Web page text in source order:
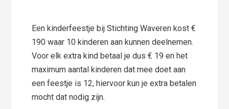
Een kinderfeestje bij Stichting Waveren kost €
190 waar 10 kinderen aan kunnen deelnemen.
Voor elk extra kind betaal je dus € 19 en het
maximum aantal kinderen dat mee doet aan
een feestje is 12, hiervoor kun je extra betalen
mocht dat nodig zijn.